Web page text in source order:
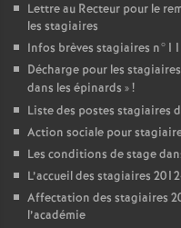
Lettre au Recteur pour le
les stagiaires
Infos brèves stagiaires n°11
Décharge pour les
dans les épinards »!
Liste des postes stagiaires
Action sociale pour
Les conditions de stage
L’accueil des stagiaires
Affectation des stagiaires
l’académie